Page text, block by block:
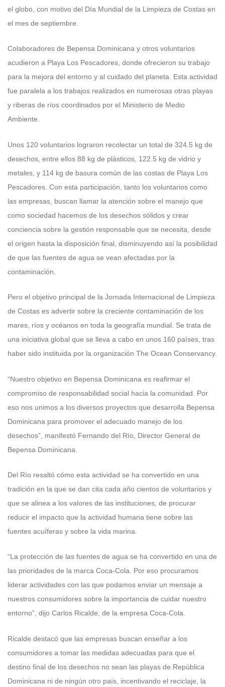
el globo, con motivo del Día Mundial de la Limpieza de Costas en
el mes de septiembre.
Colaboradores de Bepensa Dominicana y otros voluntarios
acudieron a Playa Los Pescadores, donde ofrecieron su trabajo
para la mejora del entorno y al cuidado del planeta. Esta actividad
fue paralela a los trabajos realizados en numerosas otras playas
y riberas de ríos coordinados por el Ministerio de Medio
Ambiente.
Unos 120 voluntarios lograron recolectar un total de 324.5 kg de
desechos, entre ellos 88 kg de plásticos, 122.5 kg de vidrio y
metales, y 114 kg de basura común de las costas de Playa Los
Pescadores. Con esta participación, tanto los voluntarios como
las empresas, buscan llamar la atención sobre el manejo que
como sociedad hacemos de los desechos sólidos y crear
conciencia sobre la gestión responsable que se necesita, desde
el origen hasta la disposición final, disminuyendo así la posibilidad
de que las fuentes de agua se vean afectadas por la
contaminación.
Pero el objetivo principal de la Jornada Internacional de Limpieza
de Costas es advertir sobre la creciente contaminación de los
mares, ríos y océanos en toda la geografía mundial. Se trata de
una iniciativa global que se lleva a cabo en unos 160 países, tras
haber sido instituida por la organización The Ocean Conservancy.
“Nuestro objetivo en Bepensa Dominicana es reafirmar el
compromiso de responsabilidad social hacia la comunidad. Por
eso nos unimos a los diversos proyectos que desarrolla Bepensa
Dominicana para promover el adecuado manejo de los
desechos”, manifestó Fernando del Río, Director General de
Bepensa Dominicana.
Del Río resaltó cómo esta actividad se ha convertido en una
tradición en la que se dan cita cada año cientos de voluntarios y
que se alinea a los valores de las instituciones, de procurar
reducir el impacto que la actividad humana tiene sobre las
fuentes acuíferas y sobre la vida marina.
“La protección de las fuentes de agua se ha convertido en una de
las prioridades de la marca Coca-Cola. Por eso procuramos
liderar actividades con las que podamos enviar un mensaje a
nuestros consumidores sobre la importancia de cuidar nuestro
entorno”, dijo Carlos Ricalde, de la empresa Coca-Cola.
Ricalde destacó que las empresas buscan enseñar a los
consumidores a tomar las medidas adecuadas para que el
destino final de los desechos no sean las playas de República
Dominicana ni de ningún otro país, incentivando el reciclaje, la